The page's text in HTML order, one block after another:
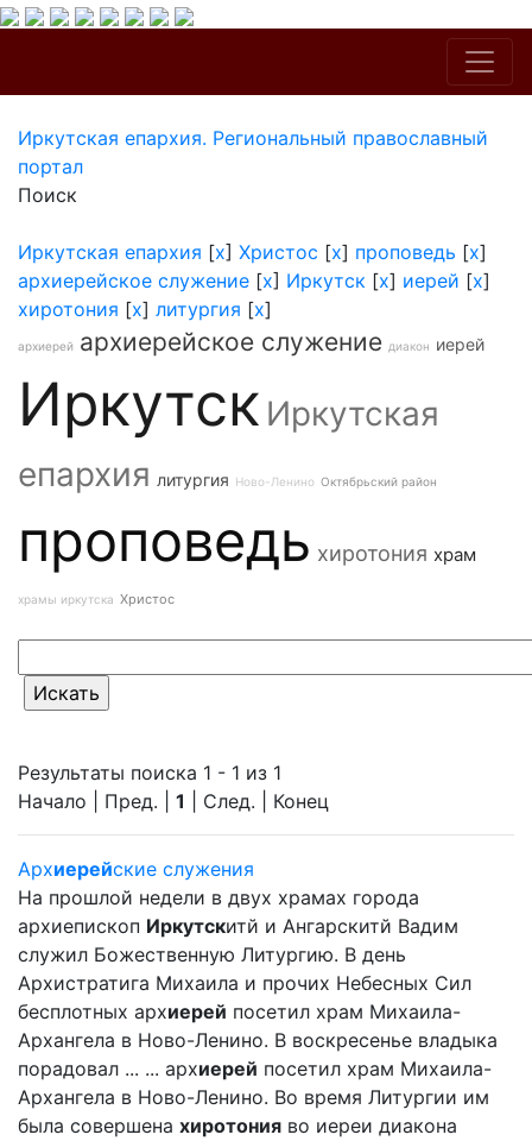
Иркутская епархия. Региональный православный
портал
Поиск
Иркутская епархия [x] Христос [x] проповедь [x]
архиерейское служение [x] Иркутск [x] иерей [x]
хиротония [x] литургия [x]
архиерей архиерейское служение диакон иерей
Иркутск Иркутская
епархия литургия Ново-Ленино Октябрьский район
проповедь хиротония храм
храмы иркутска Христос
Результаты поиска 1 - 1 из 1
Начало | Пред. | 1 | След. | Конец
Архиерейские служения
На прошлой недели в двух храмах города
архиепископ Иркутскитй и Ангарскитй Вадим
служил Божественную Литургию. В день
Архистратига Михаила и прочих Небесных Сил
бесплотных архиерей посетил храм Михаила-
Архангела в Ново-Ленино. В воскресенье владыка
порадовал ... ... архиерей посетил храм Михаила-
Архангела в Ново-Ленино. Во время Литургии им
была совершена хиротония во иереи диакона